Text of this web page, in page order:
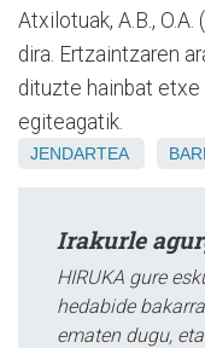
Atxilotuak, A.B.,
dira. Ertzaintzaren
dituzte hainbat etxe
egiteagatik.
JENDARTEA
Irakurle
HIRUKA gure
hedabide
ematen dugu,